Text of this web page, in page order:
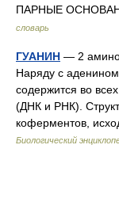
ПАРНЫЕ
словарь
ГУАНИН — 2 амино
Наряду с
содержится во
(ДНК и РНК).
коферментов,
Биологический